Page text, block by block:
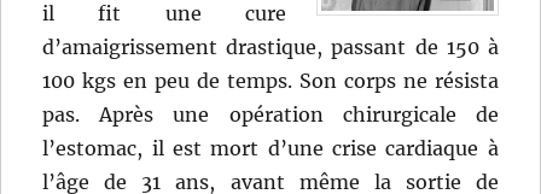
il fit une cure
d’amaigrissement drastique, passant de 150 à
100 kgs en peu de temps. Son corps ne résista
pas. Après une opération chirurgicale de
l’estomac, il est mort d’une crise cardiaque à
l’âge de 31 ans, avant même la sortie de